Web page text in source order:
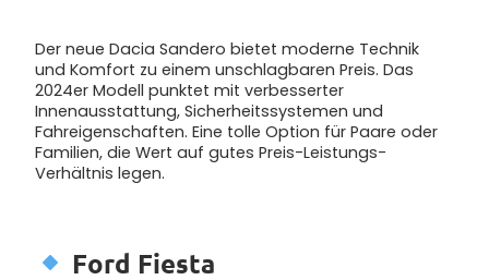
Der neue Dacia Sandero bietet moderne Technik
und Komfort zu einem unschlagbaren Preis. Das
2024er Modell punktet mit verbesserter
Innenausstattung, Sicherheitssystemen und
Fahreigenschaften. Eine tolle Option für Paare oder
Familien, die Wert auf gutes Preis-Leistungs-
Verhältnis legen.
Ford Fiesta